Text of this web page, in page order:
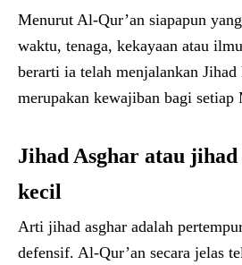
Menurut Al-Qur’an siapapun
waktu, tenaga, kekayaan atau
berarti ia telah menjalankan
merupakan kewajiban bagi setiap
Jihad Asghar atau
kecil
Arti jihad asghar adalah
defensif. Al-Qur’an secara jelas